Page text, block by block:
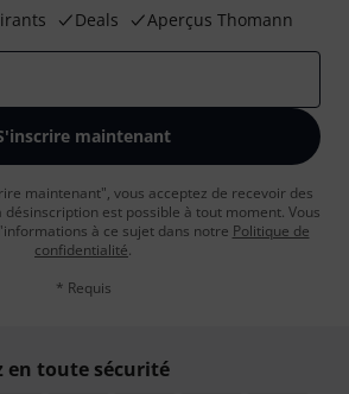
Deals Aperçus Thomann
maintenant
maintenant", vous acceptez de recevoir des
est possible à tout moment. Vous
à ce sujet dans notre Politique de
confidentialité.
* Requis
en toute sécurité